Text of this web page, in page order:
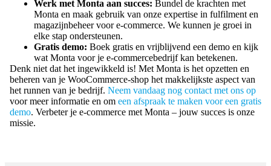
Werk met Monta aan succes: Bundel de krachten met
Monta en maak gebruik van onze expertise in fulfilment en
magazijnbeheer voor e-commerce. We kunnen je groei in
elke stap ondersteunen.
Gratis demo: Boek gratis en vrijblijvend een demo en kijk
wat Monta voor je e-commercebedrijf kan betekenen.
Denk niet dat het ingewikkeld is! Met Monta is het opzetten en
beheren van je WooCommerce-shop het makkelijkste aspect van
het runnen van je bedrijf. Neem vandaag nog contact met ons op
voor meer informatie en om een afspraak te maken voor een gratis
demo. Verbeter je e-commerce met Monta – jouw succes is onze
missie.